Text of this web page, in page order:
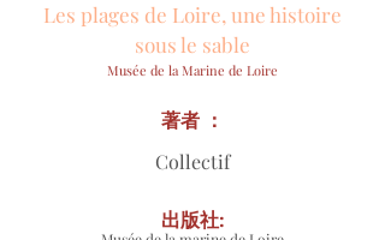
Les plages de Loire, une histoire
sous le sable
Musée de la Marine de Loire
Collectif
著者 ：
出版社: